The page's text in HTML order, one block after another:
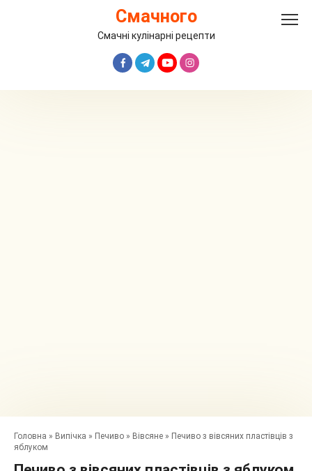
Смачного
Смачні кулінарні рецепти
Головна » Випічка » Печиво » Вівсяне » Печиво з вівсяних пластівців з
яблуком